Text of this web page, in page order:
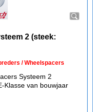
2 (steek:
/ Wheelspacers
Systeem 2
Klasse van bouwjaar